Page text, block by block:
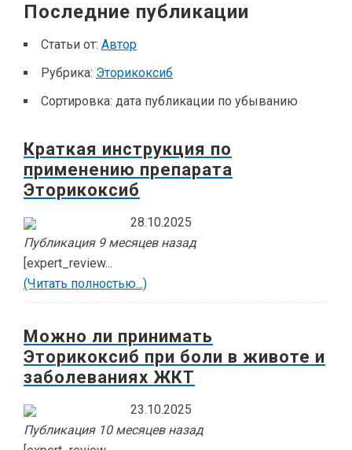
Последние публикации
Статьи от: Автор
Рубрика: Эторикоксиб
Сортировка: дата публикации по убыванию
Краткая инструкция по
применению препарата
Эторикоксиб
28.10.2025
Публикация 9 месяцев назад
[expert_review...
(Читать полностью...)
Можно ли принимать
Эторикоксиб при боли в животе и
заболеваниях ЖКТ
23.10.2025
Публикация 10 месяцев назад